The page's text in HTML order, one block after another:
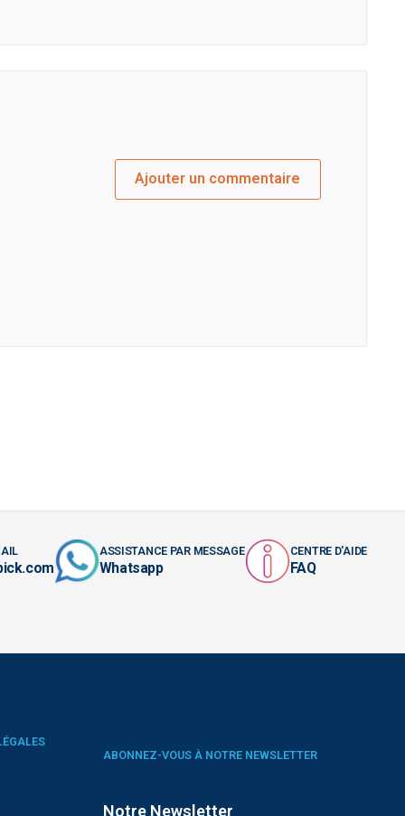
Ajouter un commentaire
ASSISTANCE PAR MESSAGE
Whatsapp
CENTRE D'AIDE
FAQ
ABONNEZ-VOUS À NOTRE NEWSLETTER
Notre Newsletter